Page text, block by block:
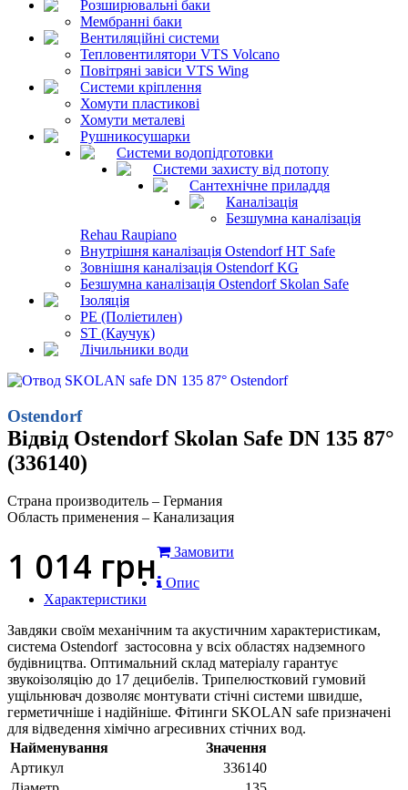
Розширювальні баки
Мембранні баки
Вентиляційні системи
Тепловентилятори VTS Volcano
Повітряні завіси VTS Wing
Системи кріплення
Хомути пластикові
Хомути металеві
Рушникосушарки
Системи водопідготовки
Системи захисту від потопу
Сантехнічне приладдя
Каналізація
Безшумна каналізація
Rehau Raupiano
Внутрішня каналізація Ostendorf HT Safe
Зовнішня каналізація Ostendorf KG
Безшумна каналізація Ostendorf Skolan Safe
Ізоляція
PE (Поліетилен)
ST (Каучук)
Лічильники води
Ostendorf
Відвід Ostendorf Skolan Safe DN 135 87°
(336140)
Страна производитель – Германия
Область применения – Канализация
1 014 грн
Замовити
Опис
Характеристики
Завдяки своїм механічним та акустичним характеристикам,
система Ostendorf застосовна у всіх областях надземного
будівництва. Оптимальний склад матеріалу гарантує
звукоізоляцію до 17 децибелів. Трипелюстковий гумовий
ущільнювач дозволяє монтувати стічні системи швидше,
герметичніше і надійніше. Фітинги SKOLAN safe призначені
для відведення хімічно агресивних стічних вод.
Найменування
Значення
Артикул
336140